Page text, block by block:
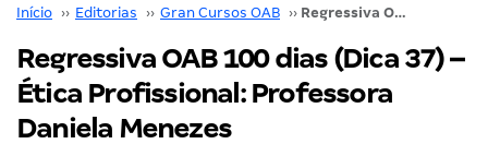
Início ›› Editorias ›› Gran Cursos OAB ›› Regressiva OAB 100 dias (Dica 37) – Ética Profissional: Professora Daniela Menezes
Regressiva OAB 100 dias (Dica 37) –
Ética Profissional: Professora
Daniela Menezes